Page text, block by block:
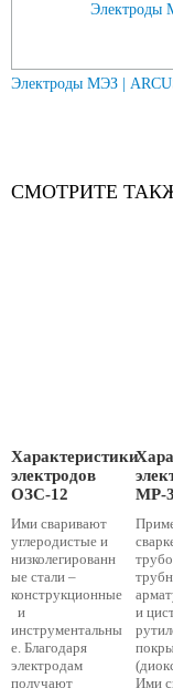
Электроды МЭЗ |
СМОТРИТЕ
Характеристики
электродов
ОЗС-12
Ими сваривают
углеродистые и
низколегированн
ые стали –
конструкционные
и
инструментальны
е. Благодаря
электродам
получают
МР-3
и
Ими